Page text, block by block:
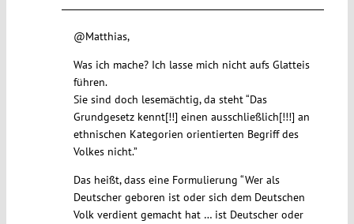
@Matthias,
Was ich mache? Ich lasse mich nicht aufs Glatteis
führen.
Sie sind doch lesemächtig, da steht “Das
Grundgesetz kennt[!!] einen ausschließlich[!!!] an
ethnischen Kategorien orientierten Begriff des
Volkes nicht.”
Das heißt, dass eine Formulierung “Wer als
Deutscher geboren ist oder sich dem Deutschen
Volk verdient gemacht hat … ist Deutscher oder